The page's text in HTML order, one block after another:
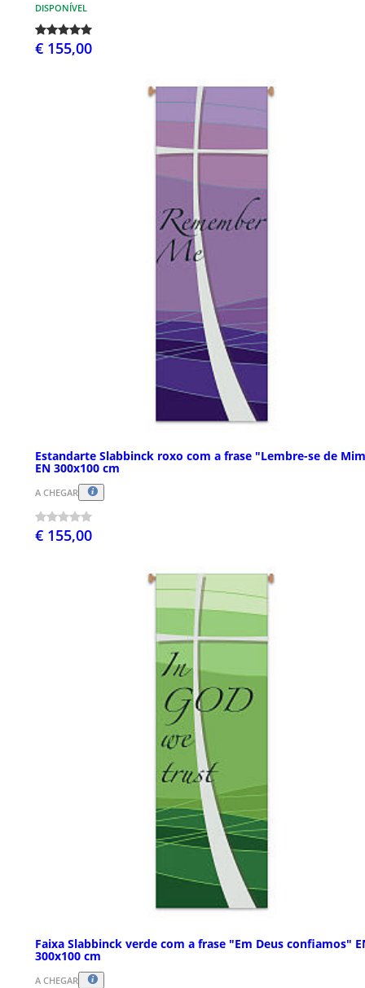
DISPONÍVEL
€ 155,00
Estandarte Slabbinck roxo com a frase "Lembre-se de
EN 300x100 cm
A CHEGAR
€ 155,00
Faixa Slabbinck verde com a frase "Em Deus confiamos"
300x100 cm
A CHEGAR